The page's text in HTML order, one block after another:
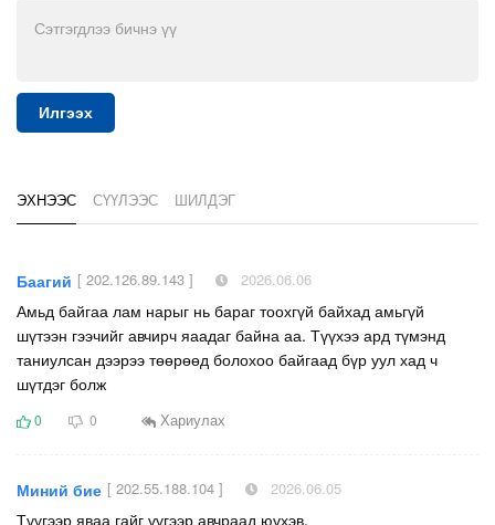
Илгээх
ЭХНЭЭС СҮҮЛЭЭС ШИЛДЭГ
Баагий [ 202.126.89.143 ] 2026.06.06
Амьд байгаа лам нарыг нь бараг тоохгүй байхад амьгүй
шүтээн гээчийг авчирч яаадаг байна аа. Түүхээ ард түмэнд
таниулсан дээрээ төөрөөд болохоо байгаад бүр уул хад ч
шүтдэг болж
0 0 Хариулах
Миний бие [ 202.55.188.104 ] 2026.06.05
Түүгээр яваа гайг үүгээр авчраад юүхэв.